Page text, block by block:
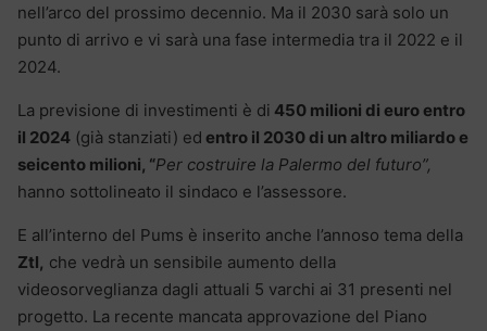
nell’arco del prossimo decennio. Ma il 2030 sarà solo un
punto di arrivo e vi sarà una fase intermedia tra il 2022 e il
2024.
La previsione di investimenti è di 450 milioni di euro entro
il 2024 (già stanziati) ed entro il 2030 di un altro miliardo e
seicento milioni, “Per costruire la Palermo del futuro”,
hanno sottolineato il sindaco e l’assessore.
E all’interno del Pums è inserito anche l’annoso tema della
Ztl, che vedrà un sensibile aumento della
videosorveglianza dagli attuali 5 varchi ai 31 presenti nel
progetto. La recente mancata approvazione del Piano